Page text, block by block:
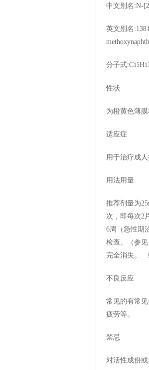
中文别名:N-
英文别名
分子式:C15H
性状
为橙黄色薄
适应症
用于治疗成
用法用量
推荐剂量为
次，即每次2
6周（急性期
检查。（参
完全消失。
不良反应
常见的有常
疲劳等。
禁忌
对活性成份或